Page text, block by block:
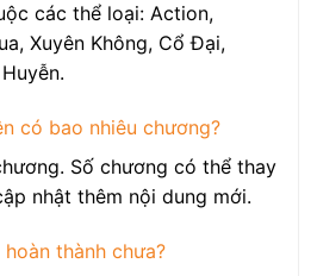
các thể loại: Action,
Xuyên Không, Cổ Đại,
có bao nhiêu chương?
Số chương có thể thay
nhật thêm nội dung mới.
thành chưa?